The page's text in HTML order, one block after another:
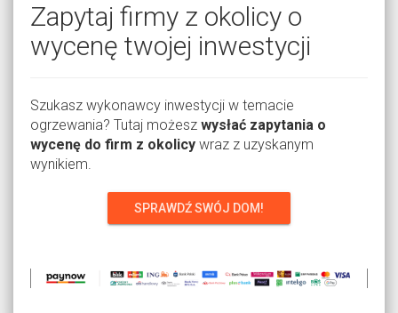
Zapytaj firmy z okolicy o
wycenę twojej inwestycji
Szukasz wykonawcy inwestycji w temacie
ogrzewania? Tutaj możesz wysłać zapytania o
wycenę do firm z okolicy wraz z uzyskanym
wynikiem.
SPRAWDŹ SWÓJ DOM!